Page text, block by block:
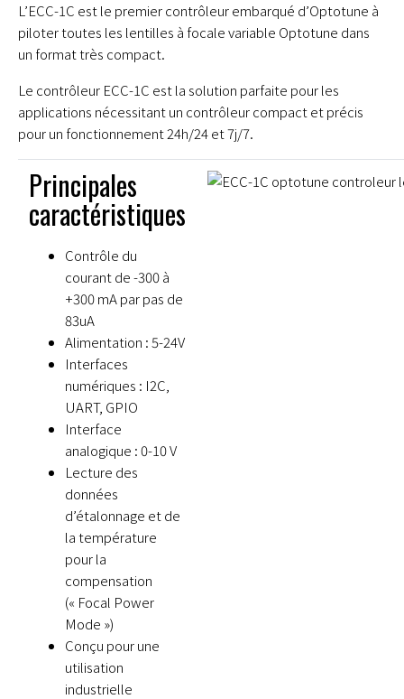
L’ECC-1C est le premier contrôleur embarqué d’Optotune à
piloter toutes les lentilles à focale variable Optotune dans
un format très compact.
Le contrôleur ECC-1C est la solution parfaite pour les
applications nécessitant un contrôleur compact et précis
pour un fonctionnement 24h/24 et 7j/7.
Principales
caractéristiques
Contrôle du
courant de -300 à
+300 mA par pas de
83uA
Alimentation : 5-24V
Interfaces
numériques : I2C,
UART, GPIO
Interface
analogique : 0-10 V
Lecture des
données
d’étalonnage et de
la température
pour la
compensation
(« Focal Power
Mode »)
Conçu pour une
utilisation
industrielle